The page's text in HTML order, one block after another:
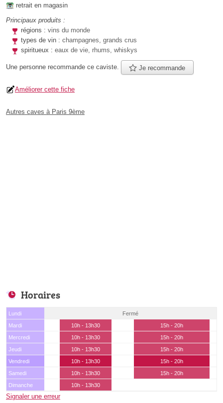
retrait en magasin
Principaux produits :
régions : vins du monde
types de vin : champagnes, grands crus
spiritueux : eaux de vie, rhums, whiskys
Une personne recommande ce caviste. Je recommande
Améliorer cette fiche
Autres caves à Paris 9ème
Horaires
Lundi
Fermé
Mardi
10h - 13h30
15h - 20h
Mercredi
10h - 13h30
15h - 20h
Jeudi
10h - 13h30
15h - 20h
Vendredi
10h - 13h30
15h - 20h
Samedi
10h - 13h30
15h - 20h
Dimanche
10h - 13h30
Signaler une erreur